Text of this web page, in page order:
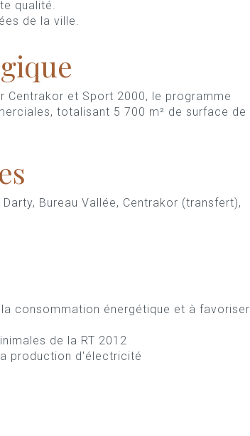
qualité.
de la ville.
Centrakor et Sport 2000, le programme
totalisant 5 700 m² de surface de
Bureau Vallée, Centrakor (transfert),
consommation énergétique et à favoriser
de la RT 2012
production d'électricité